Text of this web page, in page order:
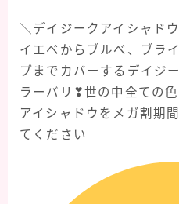
＼デイジークアイシャド
イエベからブルべ、ブラ
プまでカバーするデイジ
ラーバリ❣世の中全ての
アイシャドウをメガ割期
てください